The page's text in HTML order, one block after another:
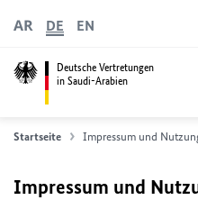
Deutsche Vertretungen
in Saudi-Arabien
AR DE EN
Startseite Impressum und
Impressum und